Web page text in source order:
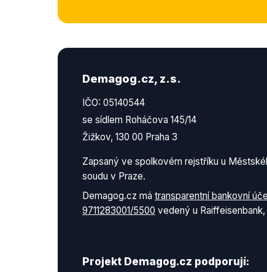
Demagog.cz, z.s.
IČO: 05140544
se sídlem Roháčova 145/14
Žižkov, 130 00 Praha 3
Zapsaný ve spolkovém rejstříku u
soudu v Praze.
Demagog.cz má transparentní bankovní
9711283001/5500 vedený u Raiffeisenbank,
Projekt Demagog.cz podporují: